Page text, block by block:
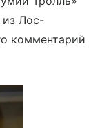
из Лос-
комментарий